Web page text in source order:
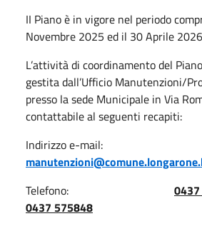
II Piano è in vigore nel periodo
Novembre 2025 ed il 30 Aprile
L’attività di coordinamento del
gestita dall’Ufficio Manutenzioni/
presso la sede Municipale in Via
contattabile al seguenti recapiti:
Indirizzo e-mail:
Telefono:
0437 575848